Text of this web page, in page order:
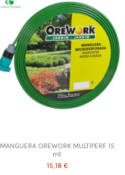
MANGUERA OREWORK MULTIPERF 15
mt
15,18 €